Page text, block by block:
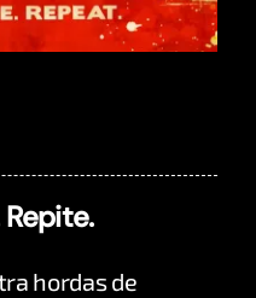
hordas de